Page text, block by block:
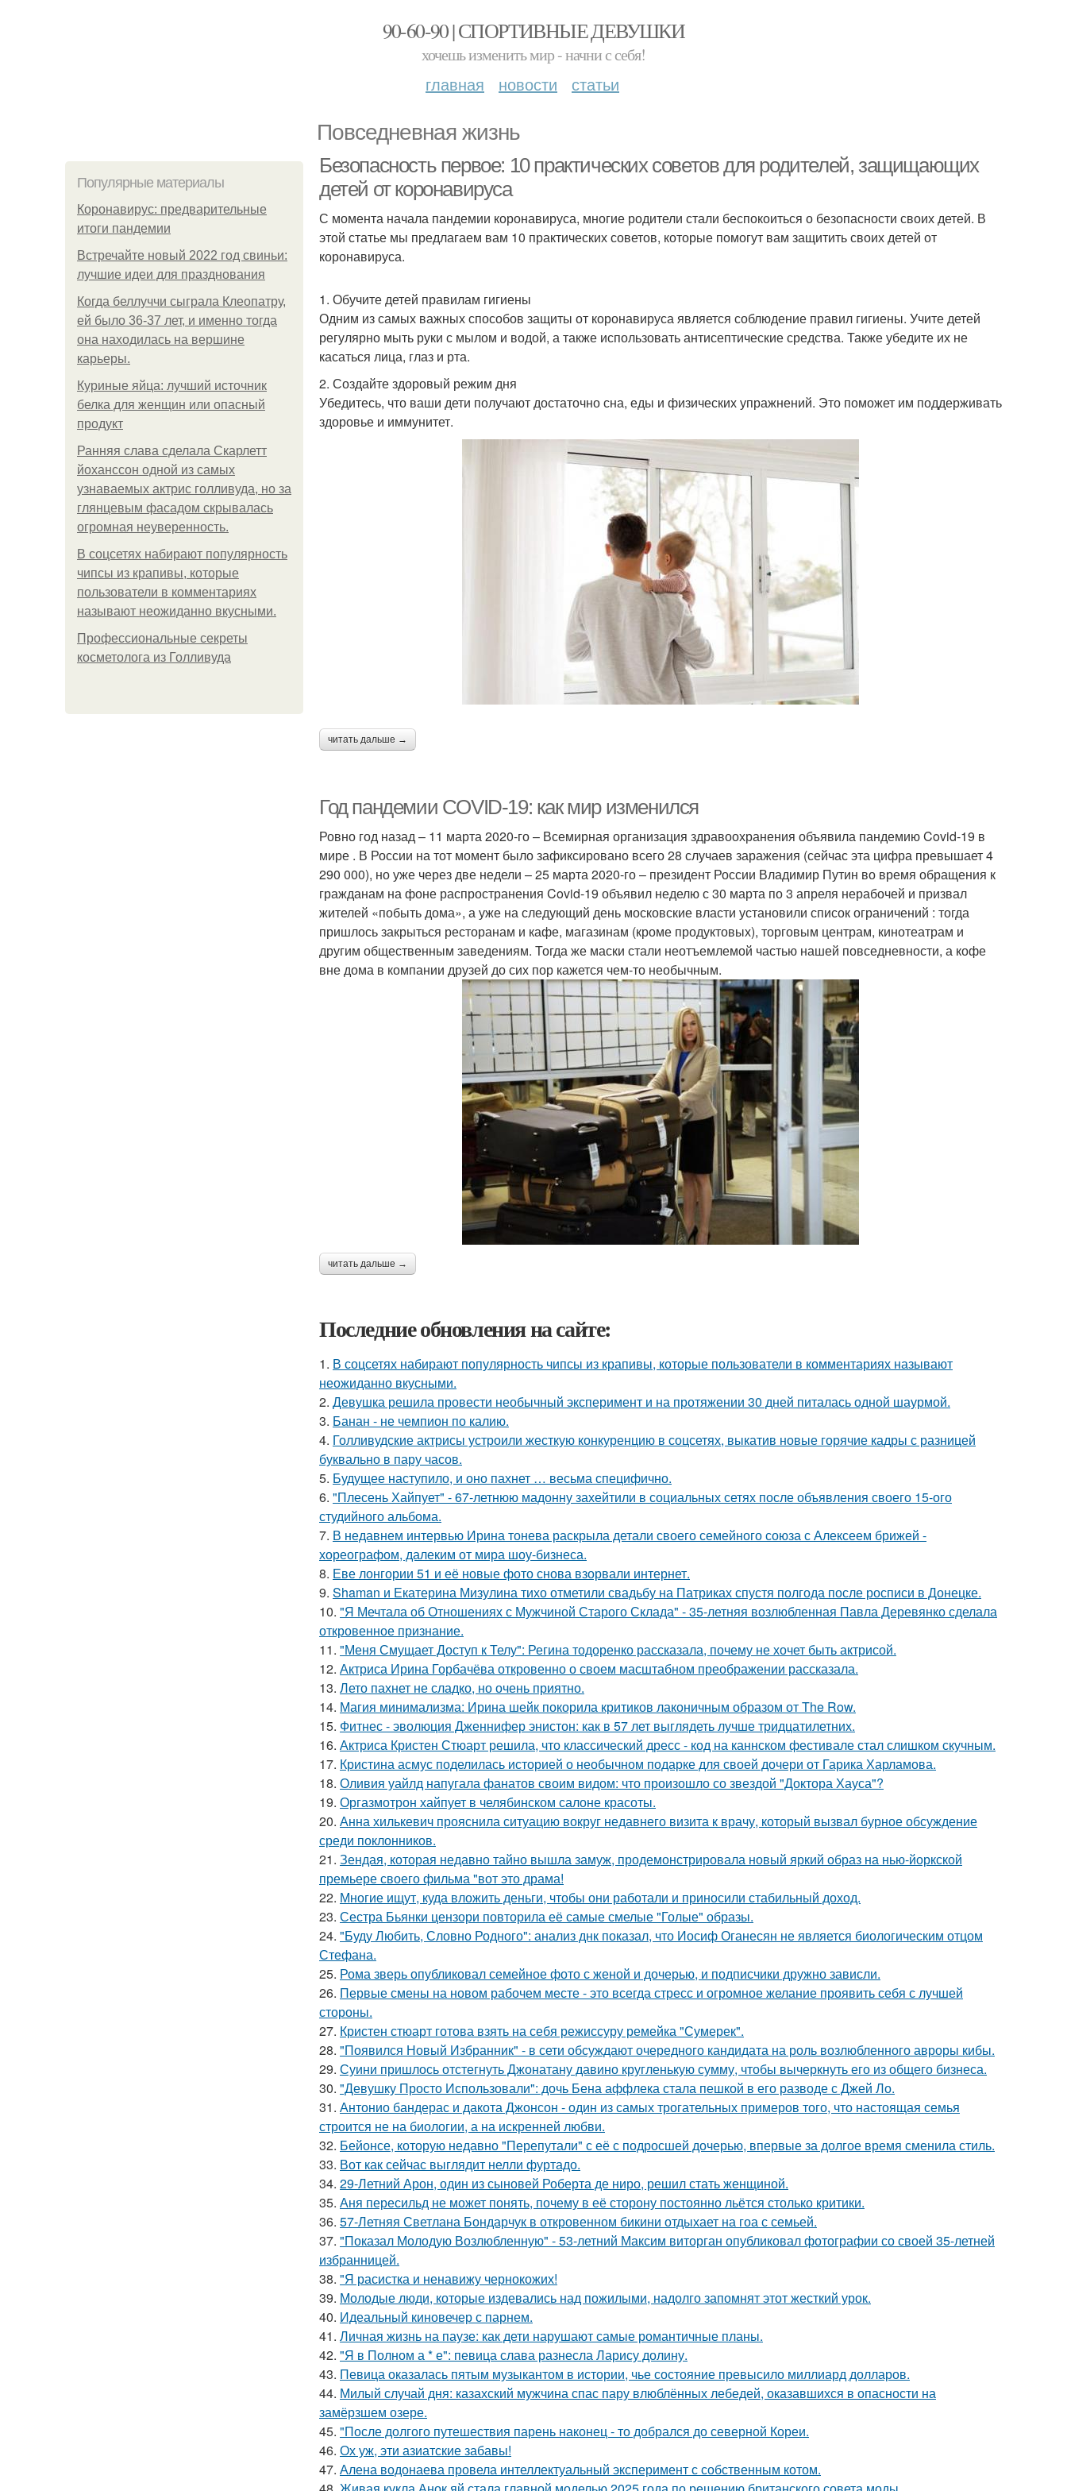
90-60-90 | СПОРТИВНЫЕ ДЕВУШКИ
хочешь изменить мир - начни с себя!
главная новости статьи
Повседневная жизнь
Популярные материалы
Коронавирус: предварительные
итоги пандемии
Встречайте новый 2022 год свиньи:
лучшие идеи для празднования
Когда беллуччи сыграла Клеопатру,
ей было 36-37 лет, и именно тогда
она находилась на вершине
карьеры.
Куриные яйца: лучший источник
белка для женщин или опасный
продукт
Ранняя слава сделала Скарлетт
йоханссон одной из самых
узнаваемых актрис голливуда, но за
глянцевым фасадом скрывалась
огромная неуверенность.
В соцсетях набирают популярность
чипсы из крапивы, которые
пользователи в комментариях
называют неожиданно вкусными.
Профессиональные секреты
косметолога из Голливуда
Безопасность первое: 10 практических советов для родителей, защищающих
детей от коронавируса
С момента начала пандемии коронавируса, многие родители стали беспокоиться о безопасности своих детей. В
этой статье мы предлагаем вам 10 практических советов, которые помогут вам защитить своих детей от
коронавируса.
1. Обучите детей правилам гигиены
Одним из самых важных способов защиты от коронавируса является соблюдение правил гигиены. Учите детей
регулярно мыть руки с мылом и водой, а также использовать антисептические средства. Также убедите их не
касаться лица, глаз и рта.
2. Создайте здоровый режим дня
Убедитесь, что ваши дети получают достаточно сна, еды и физических упражнений. Это поможет им поддерживать
здоровье и иммунитет.
читать дальше →
Год пандемии COVID-19: как мир изменился
Ровно год назад – 11 марта 2020-го – Всемирная организация здравоохранения объявила пандемию Covid-19 в
мире . В России на тот момент было зафиксировано всего 28 случаев заражения (сейчас эта цифра превышает 4
290 000), но уже через две недели – 25 марта 2020-го – президент России Владимир Путин во время обращения к
гражданам на фоне распространения Covid-19 объявил неделю с 30 марта по 3 апреля нерабочей и призвал
жителей «побыть дома», а уже на следующий день московские власти установили список ограничений : тогда
пришлось закрыться ресторанам и кафе, магазинам (кроме продуктовых), торговым центрам, кинотеатрам и
другим общественным заведениям. Тогда же маски стали неотъемлемой частью нашей повседневности, а кофе
вне дома в компании друзей до сих пор кажется чем-то необычным.
читать дальше →
Последние обновления на сайте:
1. В соцсетях набирают популярность чипсы из крапивы, которые пользователи в комментариях называют
неожиданно вкусными.
2. Девушка решила провести необычный эксперимент и на протяжении 30 дней питалась одной шаурмой.
3. Банан - не чемпион по калию.
4. Голливудские актрисы устроили жесткую конкуренцию в соцсетях, выкатив новые горячие кадры с разницей
буквально в пару часов.
5. Будущее наступило, и оно пахнет … весьма специфично.
6. "Плесень Хайпует" - 67-летнюю мадонну захейтили в социальных сетях после объявления своего 15-ого
студийного альбома.
7. В недавнем интервью Ирина тонева раскрыла детали своего семейного союза с Алексеем брижей -
хореографом, далеким от мира шоу-бизнеса.
8. Еве лонгории 51 и её новые фото снова взорвали интернет.
9. Shaman и Екатерина Мизулина тихо отметили свадьбу на Патриках спустя полгода после росписи в Донецке.
10. "Я Мечтала об Отношениях с Мужчиной Старого Склада" - 35-летняя возлюбленная Павла Деревянко сделала
откровенное признание.
11. "Меня Смущает Доступ к Телу": Регина тодоренко рассказала, почему не хочет быть актрисой.
12. Актриса Ирина Горбачёва откровенно о своем масштабном преображении рассказала.
13. Лето пахнет не сладко, но очень приятно.
14. Магия минимализма: Ирина шейк покорила критиков лаконичным образом от The Row.
15. Фитнес - эволюция Дженнифер энистон: как в 57 лет выглядеть лучше тридцатилетних.
16. Актриса Кристен Стюарт решила, что классический дресс - код на каннском фестивале стал слишком скучным.
17. Кристина асмус поделилась историей о необычном подарке для своей дочери от Гарика Харламова.
18. Оливия уайлд напугала фанатов своим видом: что произошло со звездой "Доктора Хауса"?
19. Оргазмотрон хайпует в челябинском салоне красоты.
20. Анна хилькевич прояснила ситуацию вокруг недавнего визита к врачу, который вызвал бурное обсуждение
среди поклонников.
21. Зендая, которая недавно тайно вышла замуж, продемонстрировала новый яркий образ на нью-йоркской
премьере своего фильма "вот это драма!
22. Многие ищут, куда вложить деньги, чтобы они работали и приносили стабильный доход.
23. Сестра Бьянки цензори повторила её самые смелые "Голые" образы.
24. "Буду Любить, Словно Родного": анализ днк показал, что Иосиф Оганесян не является биологическим отцом
Стефана.
25. Рома зверь опубликовал семейное фото с женой и дочерью, и подписчики дружно зависли.
26. Первые смены на новом рабочем месте - это всегда стресс и огромное желание проявить себя с лучшей
стороны.
27. Кристен стюарт готова взять на себя режиссуру ремейка "Сумерек".
28. "Появился Новый Избранник" - в сети обсуждают очередного кандидата на роль возлюбленного авроры кибы.
29. Суини пришлось отстегнуть Джонатану давино кругленькую сумму, чтобы вычеркнуть его из общего бизнеса.
30. "Девушку Просто Использовали": дочь Бена аффлека стала пешкой в его разводе с Джей Ло.
31. Антонио бандерас и дакота Джонсон - один из самых трогательных примеров того, что настоящая семья
строится не на биологии, а на искренней любви.
32. Бейонсе, которую недавно "Перепутали" с её с подросшей дочерью, впервые за долгое время сменила стиль.
33. Вот как сейчас выглядит нелли фуртадо.
34. 29-Летний Арон, один из сыновей Роберта де ниро, решил стать женщиной.
35. Аня пересильд не может понять, почему в её сторону постоянно льётся столько критики.
36. 57-Летняя Светлана Бондарчук в откровенном бикини отдыхает на гоа с семьей.
37. "Показал Молодую Возлюбленную" - 53-летний Максим виторган опубликовал фотографии со своей 35-летней
избранницей.
38. "Я расистка и ненавижу чернокожих!
39. Молодые люди, которые издевались над пожилыми, надолго запомнят этот жесткий урок.
40. Идеальный киновечер с парнем.
41. Личная жизнь на паузе: как дети нарушают самые романтичные планы.
42. "Я в Полном а * е": певица слава разнесла Ларису долину.
43. Певица оказалась пятым музыкантом в истории, чье состояние превысило миллиард долларов.
44. Милый случай дня: казахский мужчина спас пару влюблённых лебедей, оказавшихся в опасности на
замёрзшем озере.
45. "После долгого путешествия парень наконец - то добрался до северной Кореи.
46. Ох уж, эти азиатские забавы!
47. Алена водонаева провела интеллектуальный эксперимент с собственным котом.